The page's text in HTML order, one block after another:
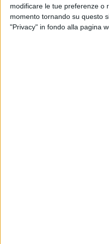
modificare le tue preferenze o
momento tornando su questo
"Privacy" in fondo alla pagina
BITONTO - 21 LUGLIO
La Polizia